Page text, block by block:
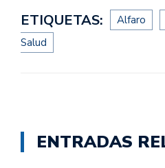
ETIQUETAS: Alfaro
Salud
ENTRADAS